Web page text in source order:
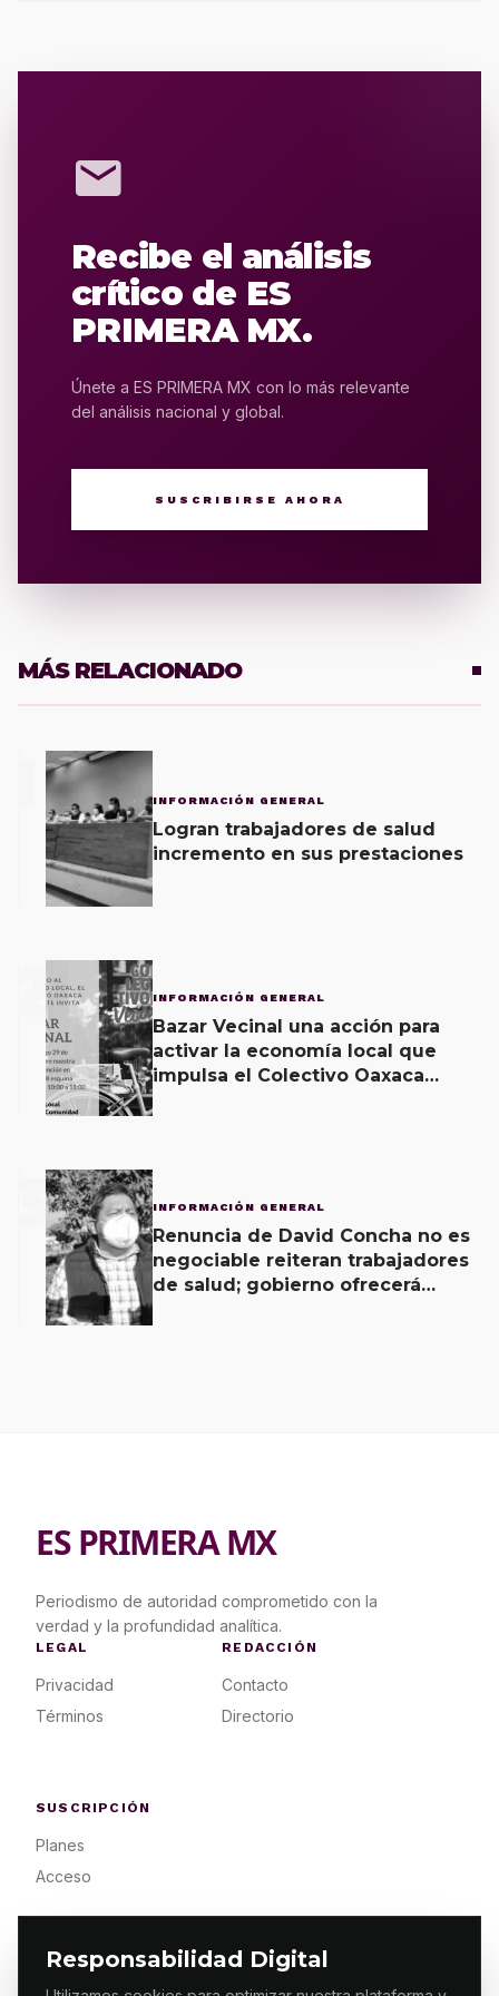
Responsabilidad Digital
mail
Recibe el análisis
crítico de ES
PRIMERA MX.
Únete a ES PRIMERA MX con lo más relevante
del análisis nacional y global.
SUSCRIBIRSE AHORA
MÁS RELACIONADO
INFORMACIÓN GENERAL
Logran trabajadores de salud
incremento en sus prestaciones
2 INFORMACIÓN GENERAL
Bazar Vecinal una acción para
activar la economía local que
impulsa el Colectivo Oaxaca
3 INFORMACIÓN GENERAL
Renuncia de David Concha no es
negociable reiteran trabajadores
de salud; gobierno ofrecerá
ES PRIMERA MX
Periodismo de autoridad comprometido con la
verdad y la profundidad analítica.
LEGAL
Privacidad
Términos
REDACCIÓN
Contacto
Directorio
SUSCRIPCIÓN
Planes
Acceso